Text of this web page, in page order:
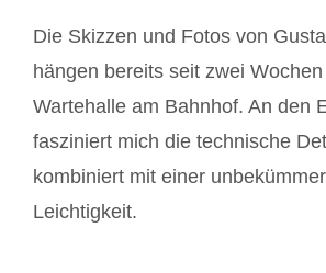
Die Skizzen und Fotos von
hängen bereits seit zwei
Wartehalle am Bahnhof. An den
fasziniert mich die technische
kombiniert mit einer
Leichtigkeit.